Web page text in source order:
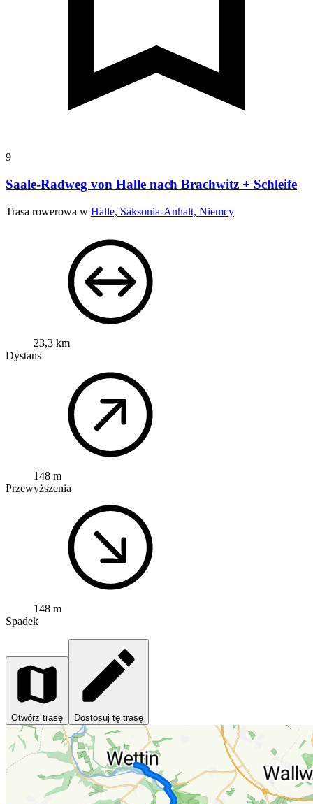
9
Saale-Radweg von Halle nach Brachwitz + Schleife
Trasa rowerowa w Halle, Saksonia-Anhalt, Niemcy
23,3 km
Dystans
148 m
Przewyższenia
148 m
Spadek
Otwórz trasę Dostosuj tę trasę